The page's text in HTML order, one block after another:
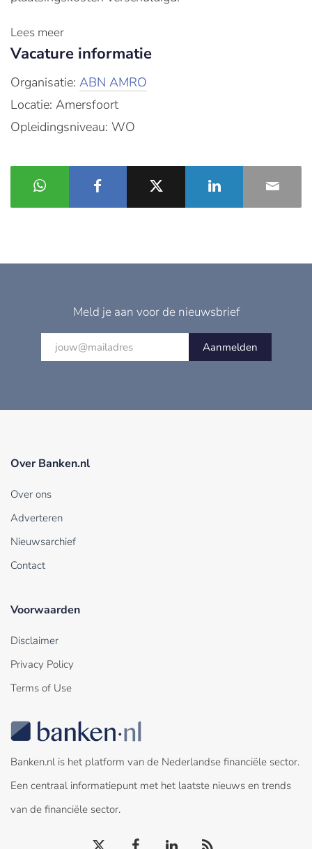
Lees meer
Vacature informatie
Organisatie: ABN AMRO
Locatie: Amersfoort
Opleidingsniveau: WO
Meld je aan voor de nieuwsbrief
Aanmelden
Over Banken.nl
Over ons
Adverteren
Nieuwsarchief
Contact
Voorwaarden
Disclaimer
Privacy Policy
Terms of Use
Banken.nl is het platform van de Nederlandse financiële sector.
Een centraal informatiepunt met het laatste nieuws en trends
van de financiële sector.